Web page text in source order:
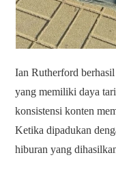
Ian Rutherford
yang memiliki daya
konsistensi konten
Ketika dipadukan
hiburan yang